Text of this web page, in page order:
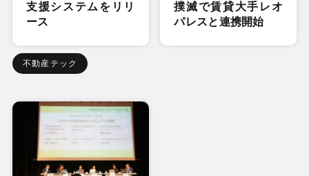
支援システムをリリ
ース
不動産テック
撲滅で賃貸大手レオ
パレスと連携開始